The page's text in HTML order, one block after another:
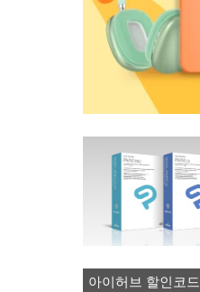
아이허브 할인코드